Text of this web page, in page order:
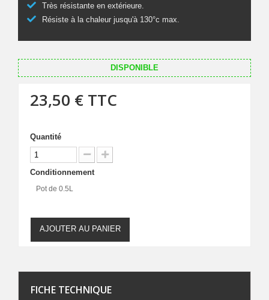
Très résistante en extérieure.
Résiste à la chaleur jusqu'à 130°c max.
DISPONIBLE
23,50 € TTC
Quantité
Conditionnement
Pot de 0.5L
AJOUTER AU PANIER
FICHE TECHNIQUE